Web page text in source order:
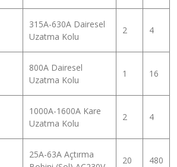
315A-630A Dairesel
Uzatma Kolu
2 4
800A Dairesel
Uzatma Kolu
1 16
1000A-1600A Kare
Uzatma Kolu
2 4
25A-63A Açtırma
20 480